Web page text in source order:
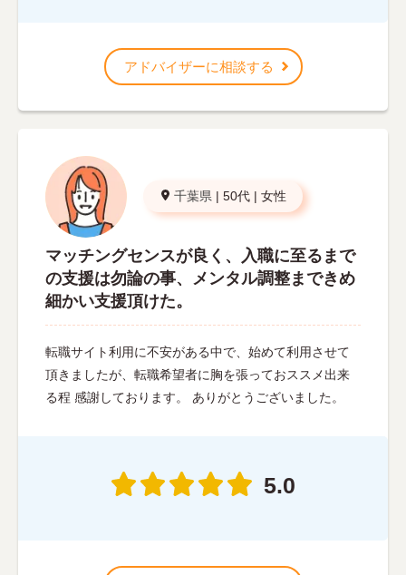
アドバイザーに相談する
千葉県 | 50代 | 女性
マッチングセンスが良く、入職に至るまで
の支援は勿論の事、メンタル調整まできめ
細かい支援頂けた。
転職サイト利用に不安がある中で、始めて利用させて
頂きましたが、転職希望者に胸を張っておススメ出来
る程 感謝しております。 ありがとうございました。
5.0